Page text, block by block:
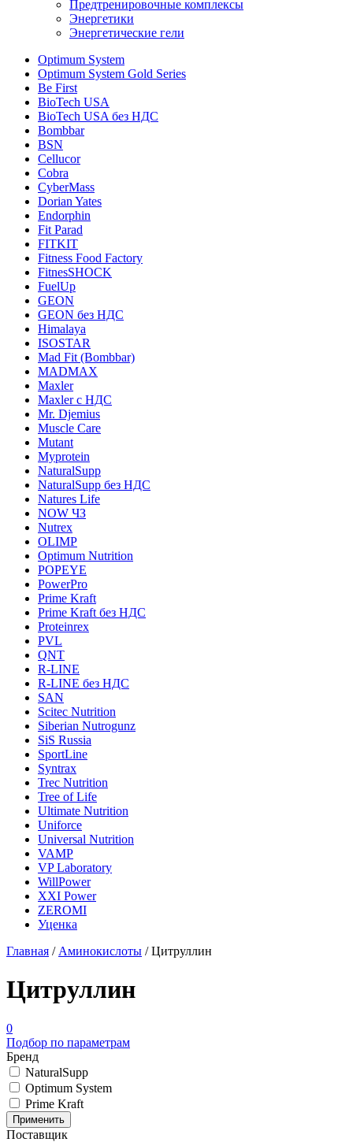
Предтренировочные комплексы
Энергетики
Энергетические гели
Optimum System
Optimum System Gold Series
Be First
BioTech USA
BioTech USA без НДС
Bombbar
BSN
Cellucor
Cobra
CyberMass
Dorian Yates
Endorphin
Fit Parad
FITKIT
Fitness Food Factory
FitnesSHOCK
FuelUp
GEON
GEON без НДС
Himalaya
ISOSTAR
Mad Fit (Bombbar)
MADMAX
Maxler
Maxler с НДС
Mr. Djemius
Muscle Care
Mutant
Myprotein
NaturalSupp
NaturalSupp без НДС
Natures Life
NOW ЧЗ
Nutrex
OLIMP
Optimum Nutrition
POPEYE
PowerPro
Prime Kraft
Prime Kraft без НДС
Proteinrex
PVL
QNT
R-LINE
R-LINE без НДС
SAN
Scitec Nutrition
Siberian Nutrogunz
SiS Russia
SportLine
Syntrax
Trec Nutrition
Tree of Life
Ultimate Nutrition
Uniforce
Universal Nutrition
VAMP
VP Laboratory
WillPower
XXI Power
ZEROMI
Уценка
Главная / Аминокислоты /Цитруллин
Цитруллин
0
Подбор по параметрам
Бренд
NaturalSupp
Optimum System
Prime Kraft
Поставщик